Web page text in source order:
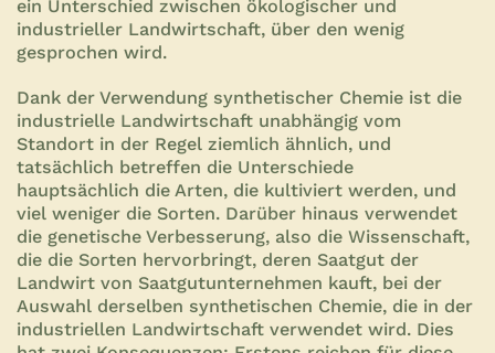
ein Unterschied zwischen ökologischer und
industrieller Landwirtschaft, über den wenig
gesprochen wird.
Dank der Verwendung synthetischer Chemie ist die
industrielle Landwirtschaft unabhängig vom
Standort in der Regel ziemlich ähnlich, und
tatsächlich betreffen die Unterschiede
hauptsächlich die Arten, die kultiviert werden, und
viel weniger die Sorten. Darüber hinaus verwendet
die genetische Verbesserung, also die Wissenschaft,
die die Sorten hervorbringt, deren Saatgut der
Landwirt von Saatgutunternehmen kauft, bei der
Auswahl derselben synthetischen Chemie, die in der
industriellen Landwirtschaft verwendet wird. Dies